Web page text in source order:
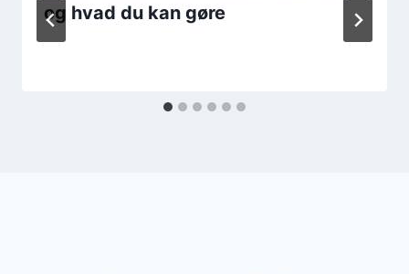
og hvad du kan gøre